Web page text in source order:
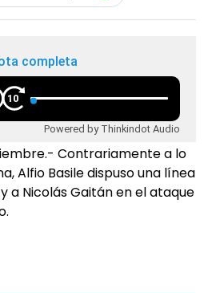
completa
10
Powered by Thinkindot Audio
Contrariamente a lo
Alfio Basile dispuso una línea
a Nicolás Gaitán en el ataque